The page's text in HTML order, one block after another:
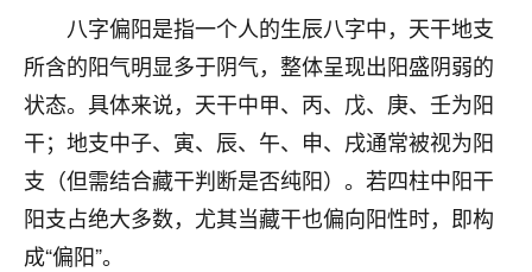
八字偏阳是指一个人的生辰八字中，天干地支
所含的阳气明显多于阴气，整体呈现出阳盛阴弱的
状态。具体来说，天干中甲、丙、戊、庚、壬为阳
干；地支中子、寅、辰、午、申、戌通常被视为阳
支（但需结合藏干判断是否纯阳）。若四柱中阳干
阳支占绝大多数，尤其当藏干也偏向阳性时，即构
成“偏阳”。
金白水清
我也想找老师看看，有没有人给个联系方式的啊？
鹿森：慧来老师微信：gjsy0624
12
青春168